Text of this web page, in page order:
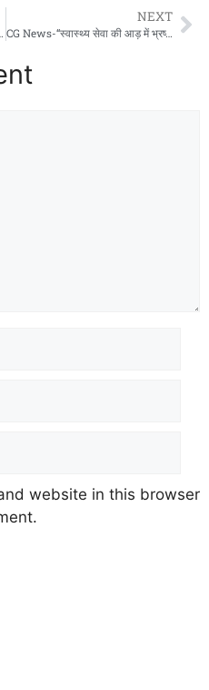
– चीत्कारों से कांप उठा जंगल!”
NEXT
CG News-“स्वास्थ्य सेवा की आड़ में भ्रष्टाचार! अभनपुर के दो डॉक्टरों का खेल हुआ उजागर – आदेशों की उड़ाई जा रही धज्जियाँ”!
website in this browser